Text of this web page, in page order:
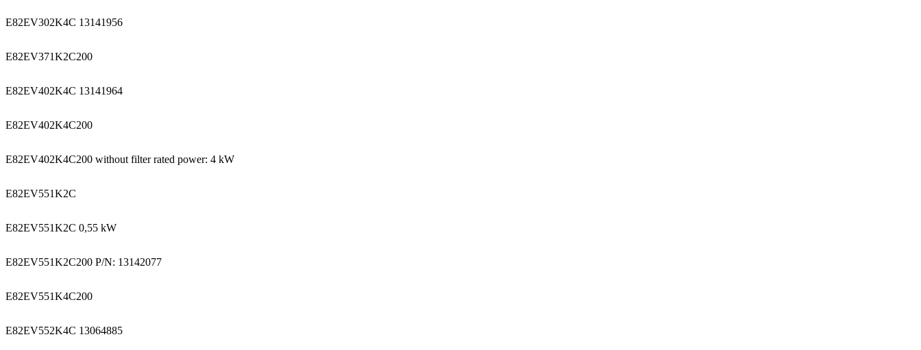
E82EV302K4C 13141956
E82EV371K2C200
E82EV402K4C 13141964
E82EV402K4C200
E82EV402K4C200 without filter rated power: 4 kW
E82EV551K2C
E82EV551K2C 0,55 kW
E82EV551K2C200 P/N: 13142077
E82EV551K4C200
E82EV552K4C 13064885